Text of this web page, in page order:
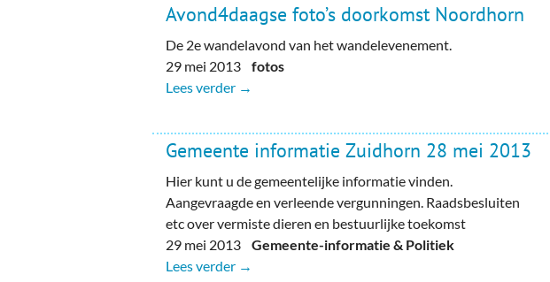
Avond4daagse foto’s doorkomst Noordhorn
De 2e wandelavond van het wandelevenement.
29 mei 2013fotos
Lees verder →
Gemeente informatie Zuidhorn 28 mei 2013
Hier kunt u de gemeentelijke informatie vinden.
Aangevraagde en verleende vergunningen. Raadsbesluiten
etc over vermiste dieren en bestuurlijke toekomst
29 mei 2013Gemeente-informatie & Politiek
Lees verder →